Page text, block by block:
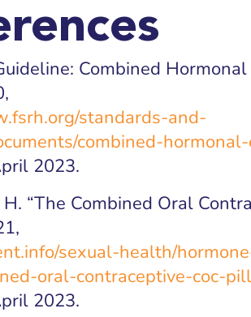
Combined
standards-and-
combined-
2023.
“The Combined Oral
sexual-health/
oral-contraceptive-coc-
2023.